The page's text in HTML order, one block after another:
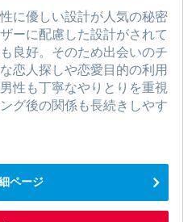
に優しい設計が人気の秘密
ーに配慮した設計がされて
良好。そのため出会いのチ
恋人探しや恋愛目的の利用
性も丁寧なやりとりを重視
グ後の関係も長続きしやす
ページ